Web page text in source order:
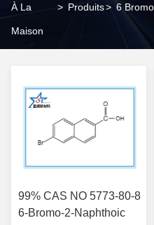
À La
Maison
> Produits>
99% CAS NO 5773-80-8
6-Bromo-2-Naphthoic